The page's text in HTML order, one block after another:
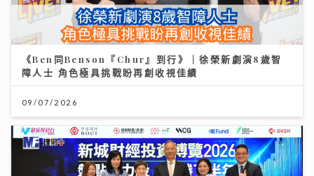
《Ben同Benson『Chur』到行》｜徐榮新劇演8歲智
障人士 角色極具挑戰盼再創收視佳績
09/07/2026